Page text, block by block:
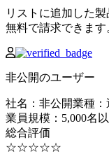
リストに追加した
無料で請求できます
非公開のユーザー
社名 ： 非公開業種 ：
業員規模 ： 5,000名
総合評価
☆☆☆☆☆